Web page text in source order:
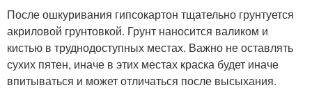
После ошкуривания гипсокартон тщательно грунтуется
акриловой грунтовкой. Грунт наносится валиком и
кистью в труднодоступных местах. Важно не оставлять
сухих пятен, иначе в этих местах краска будет иначе
впитываться и может отличаться после высыхания.